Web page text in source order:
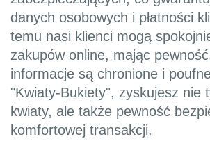
danych osobowych i płatności
temu nasi klienci mogą
zakupów online, mając
informacje są chronione i
"Kwiaty-Bukiety", zyskujesz nie
kwiaty, ale także pewność
komfortowej transakcji.